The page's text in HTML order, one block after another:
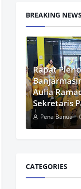
BREAKING NEWS
Rapat
Aulia
Sekretaris
Pena Banua
CATEGORIES